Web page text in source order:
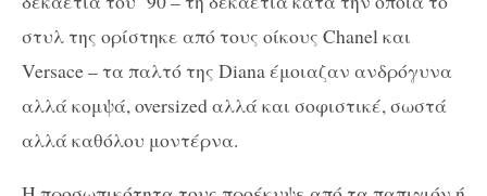
στυλ της ορίστηκε από τους οίκους Chanel και
Versace – τα παλτό της Diana έμοιαζαν ανδρόγυνα
αλλά κομψά, oversized αλλά και σοφιστικέ, σωστά
αλλά καθόλου μοντέρνα.